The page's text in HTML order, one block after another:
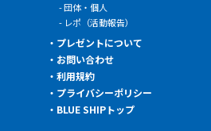
団体・個人
レポ（活動報告）
プレゼントについて
お問い合わせ
利用規約
プライバシーポリシー
BLUE SHIPトップ